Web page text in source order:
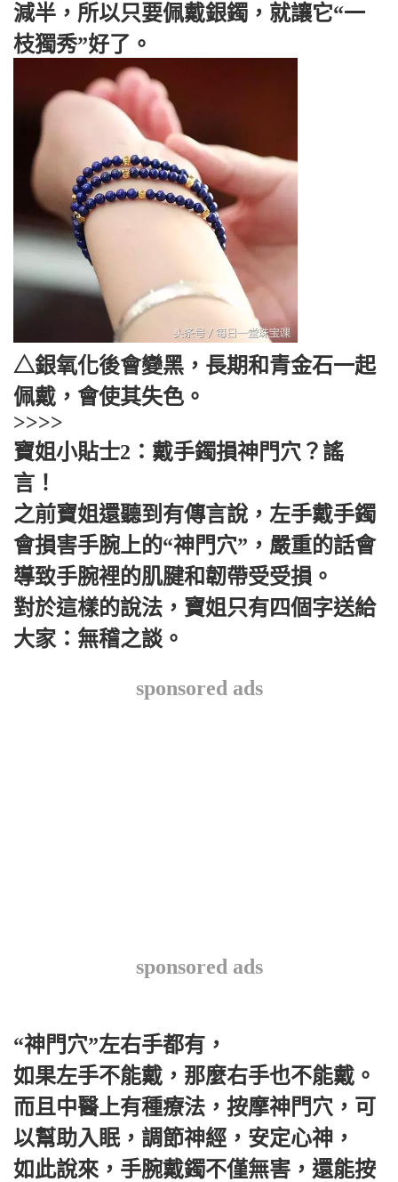
減半，所以只要佩戴銀鐲，就讓它“一
枝獨秀”好了。
△銀氧化後會變黑，長期和青金石一起
佩戴，會使其失色。
>>>>
寶姐小貼士2：戴手鐲損神門穴？謠
言！
之前寶姐還聽到有傳言說，左手戴手鐲
會損害手腕上的“神門穴”，嚴重的話會
導致手腕裡的肌腱和韌帶受受損。
對於這樣的說法，寶姐只有四個字送給
大家：無稽之談。
sponsored ads
sponsored ads
“神門穴”左右手都有，
如果左手不能戴，那麼右手也不能戴。
而且中醫上有種療法，按摩神門穴，可
以幫助入眠，調節神經，安定心神，
如此說來，手腕戴鐲不僅無害，還能按